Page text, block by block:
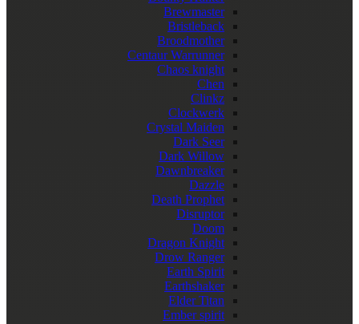
Brewmaster
Bristleback
Broodmother
Centaur Warrunner
Chaos knight
Chen
Clinkz
Clockwerk
Crystal Maiden
Dark Seer
Dark Willow
Dawnbreaker
Dazzle
Death Prophet
Disruptor
Doom
Dragon Knight
Drow Ranger
Earth Spirit
Earthshaker
Elder Titan
Ember spirit